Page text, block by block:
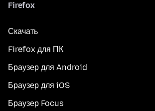
Firefox
Скачать
Firefox для ПК
Браузер для Android
Браузер для iOS
Браузер Focus